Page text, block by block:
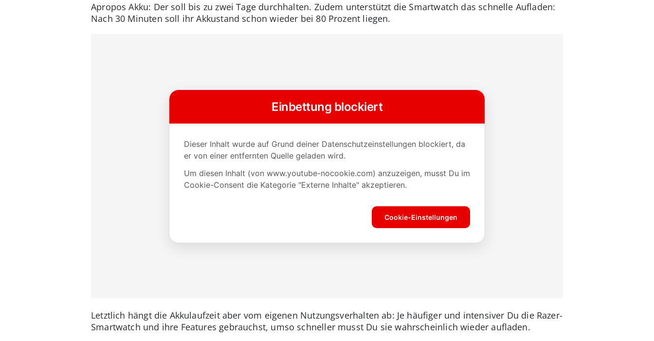
Apropos Akku: Der soll bis zu zwei Tage durchhalten. Zudem unterstützt die Smartwatch das schnelle Aufladen:
Nach 30 Minuten soll ihr Akkustand schon wieder bei 80 Prozent liegen.
Letztlich hängt die Akkulaufzeit aber vom eigenen Nutzungsverhalten ab: Je häufiger und intensiver Du die Razer-
Smartwatch und ihre Features gebrauchst, umso schneller musst Du sie wahrscheinlich wieder aufladen.